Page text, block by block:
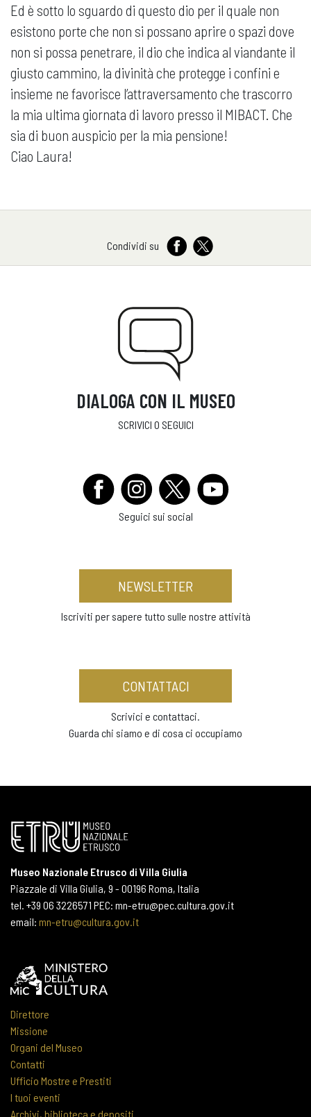
Ed è sotto lo sguardo di questo dio per il quale non
esistono porte che non si possano aprire o spazi dove
non si possa penetrare, il dio che indica al viandante il
giusto cammino, la divinità che protegge i confini e
insieme ne favorisce l’attraversamento che trascorro
la mia ultima giornata di lavoro presso il MIBACT. Che
sia di buon auspicio per la mia pensione!
Ciao Laura!
Condividi su
DIALOGA CON IL MUSEO
SCRIVICI O SEGUICI
Seguici sui social
NEWSLETTER
Iscriviti per sapere tutto sulle nostre attività
CONTATTACI
Scrivici e contattaci.
Guarda chi siamo e di cosa ci occupiamo
Museo Nazionale Etrusco di Villa Giulia
Piazzale di Villa Giulia, 9 - 00196 Roma, Italia
tel. +39 06 3226571 PEC: mn-etru@pec.cultura.gov.it
email: mn-etru@cultura.gov.it
Direttore
Missione
Organi del Museo
Contatti
Ufficio Mostre e Prestiti
I tuoi eventi
Archivi, biblioteca e depositi